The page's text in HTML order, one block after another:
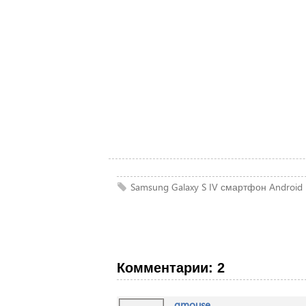
Samsung Galaxy S IV смартфон Android
Комментарии: 2